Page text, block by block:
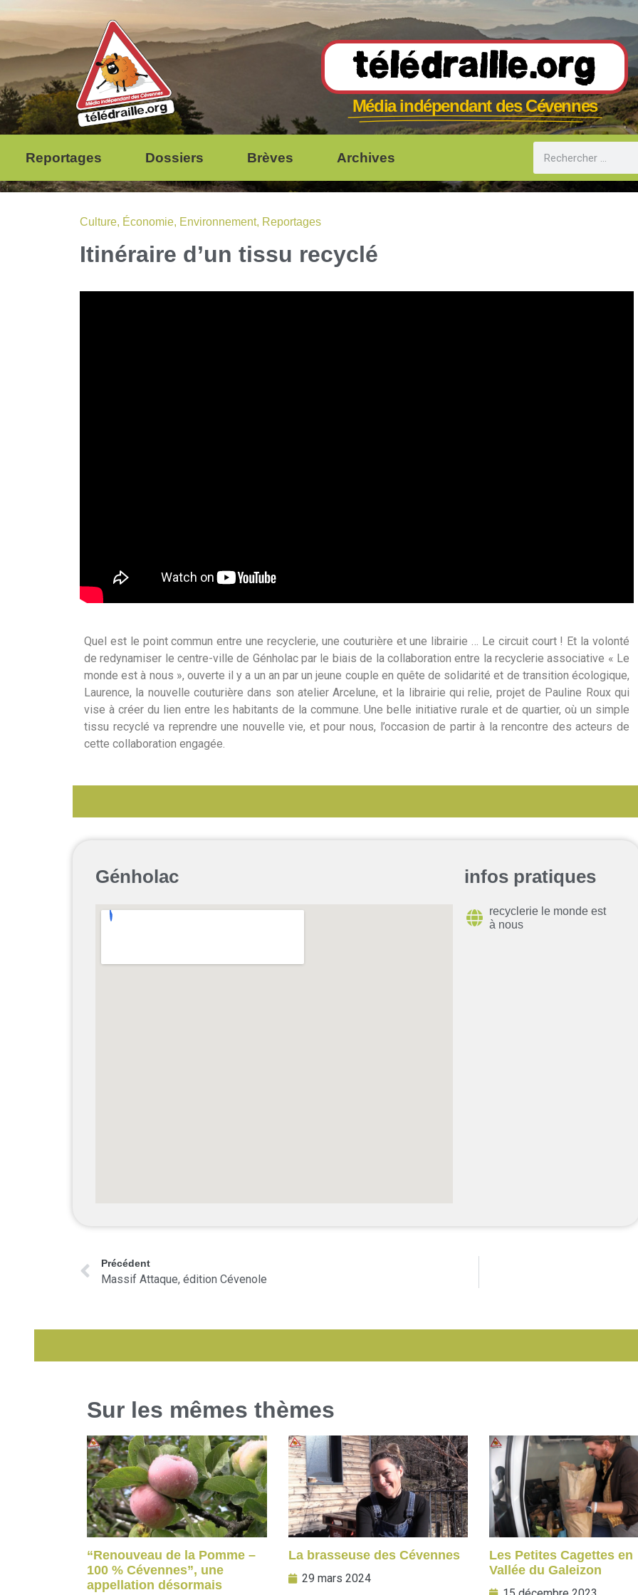
Télédraille.org
Média indépendant des Cévennes
Reportages Dossiers Brèves Archives
Culture, Économie, Environnement, Reportages
Itinéraire d’un tissu recyclé
Quel est le point commun entre une recyclerie, une couturière et une librairie … Le circuit court ! Et la volonté
de redynamiser le centre-ville de Génholac par le biais de la collaboration entre la recyclerie associative « Le
monde est à nous », ouverte il y a un an par un jeune couple en quête de solidarité et de transition écologique,
Laurence, la nouvelle couturière dans son atelier Arcelune, et la librairie qui relie, projet de Pauline Roux qui
vise à créer du lien entre les habitants de la commune. Une belle initiative rurale et de quartier, où un simple
tissu recyclé va reprendre une nouvelle vie, et pour nous, l’occasion de partir à la rencontre des acteurs de
cette collaboration engagée.
Génholac infos pratiques
recyclerie le monde est
à nous
Précédent
Massif Attaque, édition Cévenole
Sur les mêmes thèmes
“Renouveau de la Pomme –
100 % Cévennes”, une
appellation désormais
La brasseuse des Cévennes
29 mars 2024
Les Petites Cagettes en
Vallée du Galeizon